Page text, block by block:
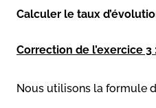
Calculer le taux
Correction de l’exercice 3 :
Nous utilisons la formule